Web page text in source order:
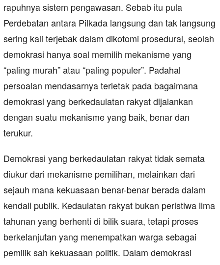
rapuhnya sistem pengawasan. Sebab itu pula
Perdebatan antara Pilkada langsung dan tak langsung
sering kali terjebak dalam dikotomi prosedural, seolah
demokrasi hanya soal memilih mekanisme yang
“paling murah” atau “paling populer”. Padahal
persoalan mendasarnya terletak pada bagaimana
demokrasi yang berkedaulatan rakyat dijalankan
dengan suatu mekanisme yang baik, benar dan
terukur.
Demokrasi yang berkedaulatan rakyat tidak semata
diukur dari mekanisme pemilihan, melainkan dari
sejauh mana kekuasaan benar-benar berada dalam
kendali publik. Kedaulatan rakyat bukan peristiwa lima
tahunan yang berhenti di bilik suara, tetapi proses
berkelanjutan yang menempatkan warga sebagai
pemilik sah kekuasaan politik. Dalam demokrasi